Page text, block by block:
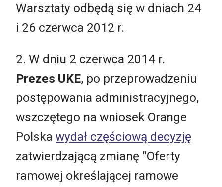
Warsztaty odbędą się w dniach 24
i 26 czerwca 2012 r.
2. W dniu 2 czerwca 2014 r.
Prezes UKE, po przeprowadzeniu
postępowania administracyjnego,
wszczętego na wniosek Orange
Polska wydał częściową decyzję
zatwierdzającą zmianę "Oferty
ramowej określającej ramowe